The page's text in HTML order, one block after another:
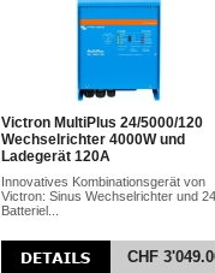
Victron MultiPlus 24/5000/120
Wechselrichter 4000W und
Ladegerät 120A
Innovatives Kombinationsgerät von
Victron: Sinus Wechselrichter und
Batteriel...
CHF